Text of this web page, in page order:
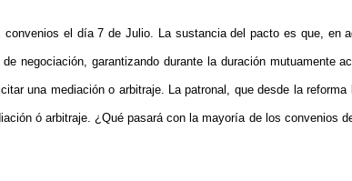
el día 7 de Julio. La sustancia del pacto es que, en
negociación, garantizando durante la duración mutuamente
una mediación o arbitraje. La patronal, que desde la
ó arbitraje. ¿Qué pasará con la mayoría de los convenios